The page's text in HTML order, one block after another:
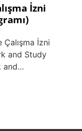
İzni
İzni
and Study
and…